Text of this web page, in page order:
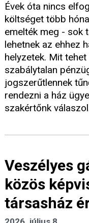
Évek óta nincs
költséget több
emelték meg - sok
lehetnek az ehhez
helyzetek. Mit
szabálytalan
jogszerűtlennek
rendezni a ház
szakértőnk
Veszélyes
közös
társasház